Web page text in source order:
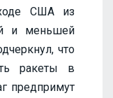
США из
и меньшей
что
ракеты в
предпримут